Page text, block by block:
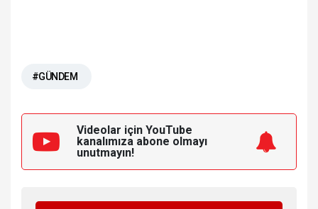
#GÜNDEM
Videolar için YouTube
kanalımıza abone olmayı
unutmayın!